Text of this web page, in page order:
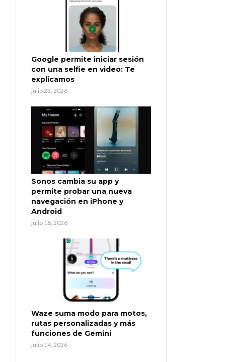
Google permite iniciar sesión
con una selfie en video: Te
explicamos
julio 23, 2026
Sonos cambia su app y
permite probar una nueva
navegación en iPhone y
Android
julio 18, 2026
Waze suma modo para motos,
rutas personalizadas y más
funciones de Gemini
julio 14, 2026